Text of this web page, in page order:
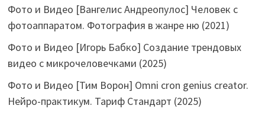
Фото и Видео [Вангелис Андреопулос] Человек с
фотоаппаратом. Фотография в жанре ню (2021)
Фото и Видео [Игорь Бабко] Создание трендовых
видео с микрочеловечками (2025)
Фото и Видео [Тим Ворон] Omni cron genius creator.
Нейро-практикум. Тариф Стандарт (2025)